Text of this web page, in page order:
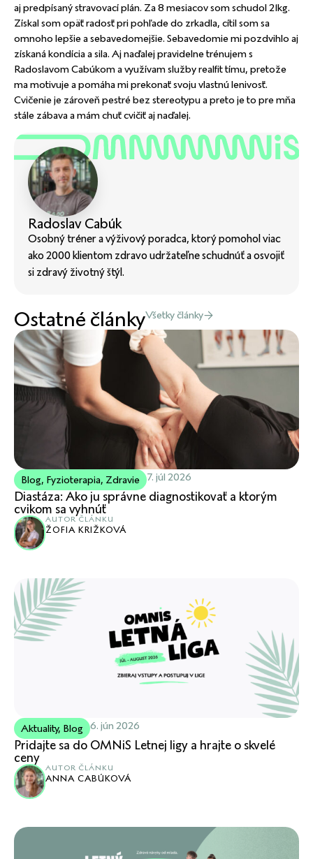
aj predpísaný stravovací plán. Za 8 mesiacov som schudol 21kg.
Získal som opäť radosť pri pohľade do zrkadla, cítil som sa
omnoho lepšie a sebavedomejšie. Sebavedomie mi pozdvihlo aj
získaná kondícia a sila. Aj naďalej pravidelne trénujem s
Radoslavom Cabúkom a využívam služby realfit tímu, pretože
ma motivuje a pomáha mi prekonať svoju vlastnú lenivosť.
Cvičenie je zároveň pestré bez stereotypu a preto je to pre mňa
stále zábava a mám chuť cvičiť aj naďalej.
Radoslav Cabúk
Osobný tréner a výživový poradca, ktorý pomohol viac
ako 2000 klientom zdravo udržateľne schudnúť a osvojiť
si zdravý životný štýl.
Ostatné článkyVšetky články
Blog, Fyzioterapia, Zdravie 7. júl 2026
Diastáza: Ako ju správne diagnostikovať a ktorým
cvikom sa vyhnúť
AUTOR ČLÁNKU
ŽOFIA KRIŽKOVÁ
Aktuality, Blog 6. jún 2026
Pridajte sa do OMNiS Letnej ligy a hrajte o skvelé
ceny
AUTOR ČLÁNKU
ANNA CABÚKOVÁ